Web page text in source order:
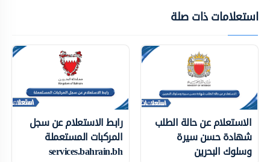
استعلامات ذات صلة
الاستعلام عن حالة الطلب
شهادة حسن سيرة
وسلوك البحرين
رابط الاستعلام عن سجل
المركبات المستعملة
services.bahrain.bh